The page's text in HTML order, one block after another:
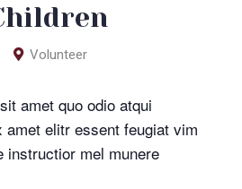
Volunteer
amet quo odio atqui
amet elitr essent feugiat vim
instructior mel munere